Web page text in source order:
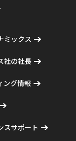
ミックス
社の社長
ング情報
スサポート